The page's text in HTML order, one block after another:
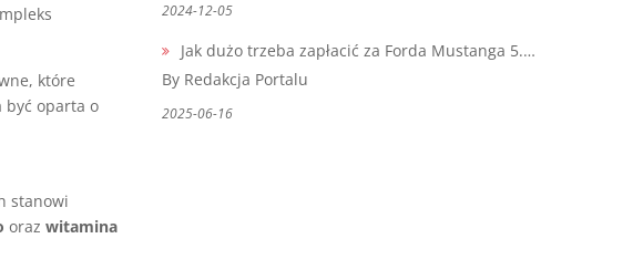
które
być oparta o
stanowi
oraz witamina
2024-12-05
Jak dużo trzeba zapłacić za Forda Mustanga 5.…
By Redakcja Portalu
2025-06-16